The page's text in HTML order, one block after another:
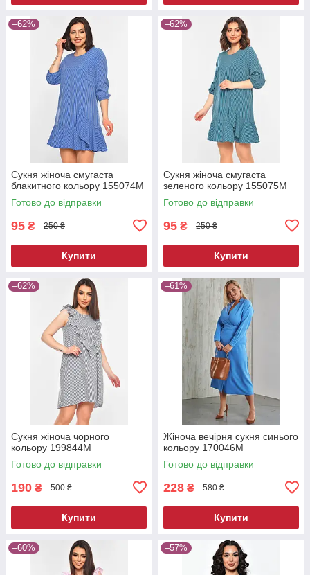
–62%
Сукня жіноча смугаста
блакитного кольору 155074M
Готово до відправки
95 ₴ 250 ₴
Купити
–62%
Сукня жіноча смугаста
зеленого кольору 155075M
Готово до відправки
95 ₴ 250 ₴
Купити
–62%
Сукня жіноча чорного
кольору 199844M
Готово до відправки
190 ₴ 500 ₴
Купити
–61%
Жіноча вечірня сукня синього
кольору 170046M
Готово до відправки
228 ₴ 580 ₴
Купити
–60% –57%